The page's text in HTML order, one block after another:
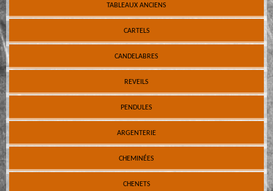
TABLEAUX ANCIENS
CARTELS
CANDELABRES
REVEILS
PENDULES
ARGENTERIE
CHEMINÉES
CHENETS